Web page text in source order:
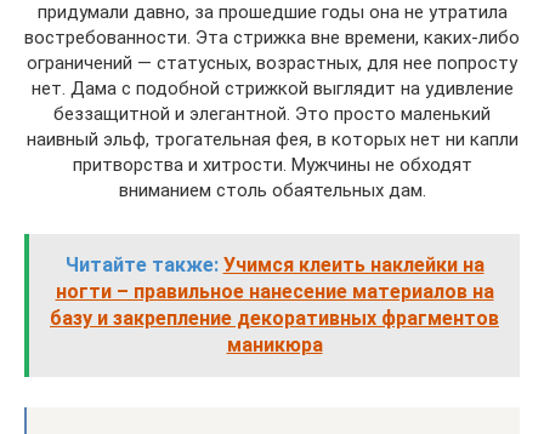
придумали давно, за прошедшие годы она не утратила
востребованности. Эта стрижка вне времени, каких-либо
ограничений — статусных, возрастных, для нее попросту
нет. Дама с подобной стрижкой выглядит на удивление
беззащитной и элегантной. Это просто маленький
наивный эльф, трогательная фея, в которых нет ни капли
притворства и хитрости. Мужчины не обходят
вниманием столь обаятельных дам.
Читайте также: Учимся клеить наклейки на
ногти – правильное нанесение материалов на
базу и закрепление декоративных фрагментов
маникюра